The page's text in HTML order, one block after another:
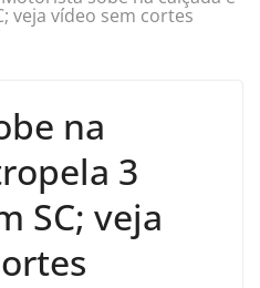
veja vídeo sem cortes
na
3
SC; veja